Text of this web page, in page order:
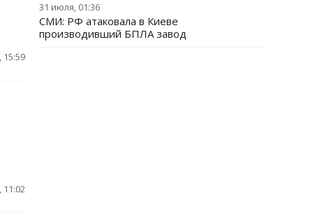
15:59
11:02
31 июля, 01:36
СМИ: РФ атаковала в Киеве
производивший БПЛА завод